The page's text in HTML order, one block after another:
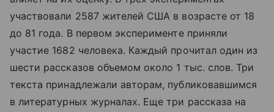
участвовали 2587 жителей США в возрасте от 18
до 81 года. В первом эксперименте приняли
участие 1682 человека. Каждый прочитал один из
шести рассказов объемом около 1 тыс. слов. Три
текста принадлежали авторам, публиковавшимся
в литературных журналах. Еще три рассказа на